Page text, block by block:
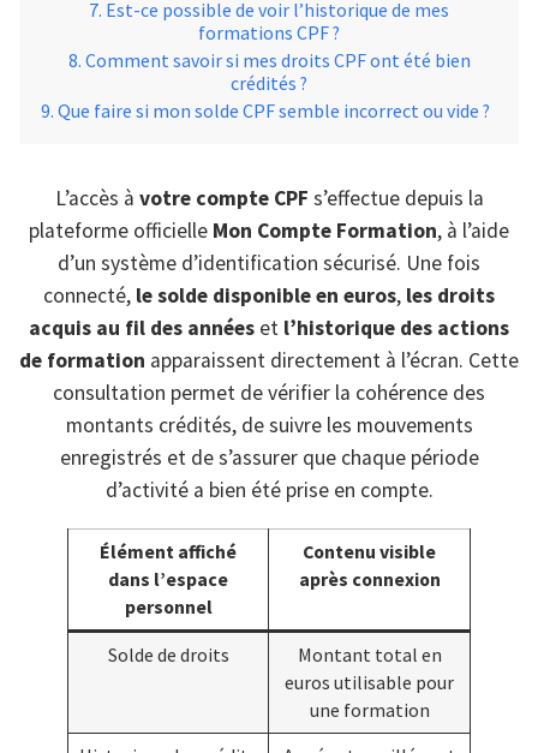
Est-ce possible de voir l’historique de mes
formations CPF ?
Comment savoir si mes droits CPF ont été bien
crédités ?
Que faire si mon solde CPF semble incorrect ou vide ?
L’accès à votre compte CPF s’effectue depuis la
plateforme officielle Mon Compte Formation, à l’aide
d’un système d’identification sécurisé. Une fois
connecté, le solde disponible en euros, les droits
acquis au fil des années et l’historique des actions
de formation apparaissent directement à l’écran. Cette
consultation permet de vérifier la cohérence des
montants crédités, de suivre les mouvements
enregistrés et de s’assurer que chaque période
d’activité a bien été prise en compte.
Élément affiché
dans l’espace
personnel
Contenu visible
après connexion
Solde de droits
Montant total en
euros utilisable pour
une formation